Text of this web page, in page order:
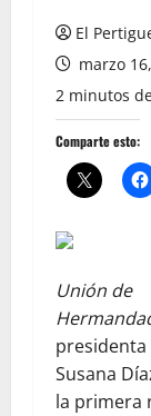
El
marzo
2 minutos
Comparte esto:
Unión de
presidenta
Susana
la primera